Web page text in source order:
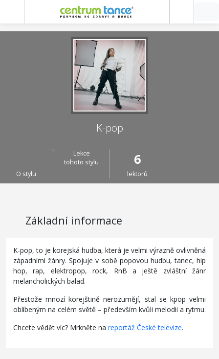
K-pop
O stylu
Lekce
tohoto stylu
6
lektorů
Základní informace
K-pop, to je korejská hudba, která je velmi výrazně ovlivněná
západními žánry. Spojuje v sobě popovou hudbu, tanec, hip
hop, rap, elektropop, rock, RnB a ještě zvláštní žánr
melancholických balad.
Přestože mnozí korejštině nerozumějí, stal se kpop velmi
oblíbeným na celém světě – především kvůli melodii a rytmu.
Chcete vědět víc? Mrkněte na reportáž České televize.